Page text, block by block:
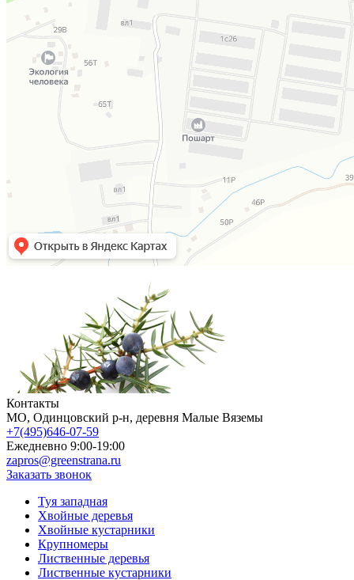
Контакты
МO, Одинцовский р-н, деревня Малые Вяземы
+7(495)646-07-59
Ежедневно 9:00-19:00
zapros@greenstrana.ru
Заказать звонок
Туя западная
Хвойные деревья
Хвойные кустарники
Крупномеры
Лиственные деревья
Лиственные кустарники